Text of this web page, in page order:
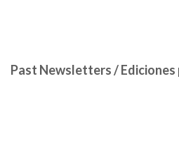
Past Newsletters / Ediciones